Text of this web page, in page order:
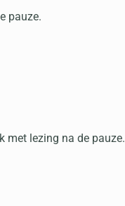
pauze.
met lezing na de pauze.